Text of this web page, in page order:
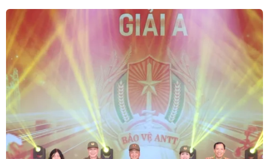
CƠ QUAN CHỦ QUẢN: THÔNG TẤN XÃ VIỆT NAM
Tổng Biên tập: TRẦN TIẾN DUẨN
Phó Tổng Biên tập: NGUYỄN THỊ TÁM, KHÚC THANH
THỦY
Sở hữu trí tuệ
Quy định sử dụng
RSS
Hỗ trợ